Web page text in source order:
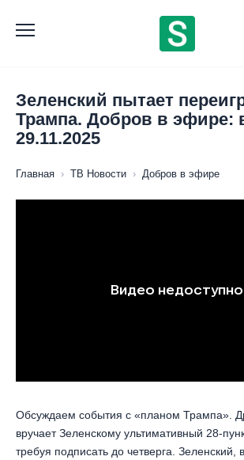
содержанию
Зеленский пытает
Трампа. Добров в эфире:
29.11.2025
Главная › ТВ Новости › Добров в эфире
Обсуждаем события с «планом Трампа».
вручает Зеленскому ультимативный 28-
требуя подписать до четверга. Зеленский,